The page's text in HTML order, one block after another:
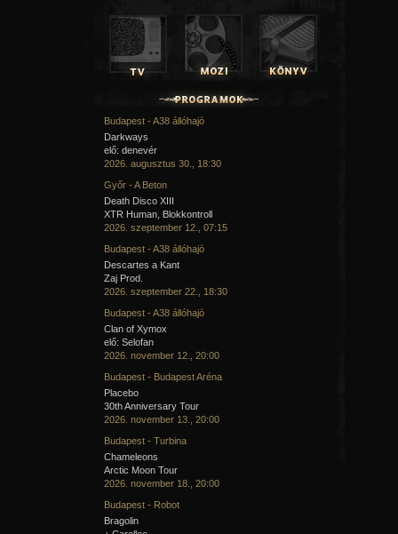
Budapest - A38 állóhajó
Darkways
elő: denevér
2026. augusztus 30., 18:30
Győr - A Beton
Death Disco XIII
XTR Human, Blokkontroll
2026. szeptember 12., 07:15
Budapest - A38 állóhajó
Descartes a Kant
Zaj Prod.
2026. szeptember 22., 18:30
Budapest - A38 állóhajó
Clan of Xymox
elő: Selofan
2026. november 12., 20:00
Budapest - Budapest Aréna
Placebo
30th Anniversary Tour
2026. november 13., 20:00
Budapest - Turbina
Chameleons
Arctic Moon Tour
2026. november 18., 20:00
Budapest - Robot
Bragolin